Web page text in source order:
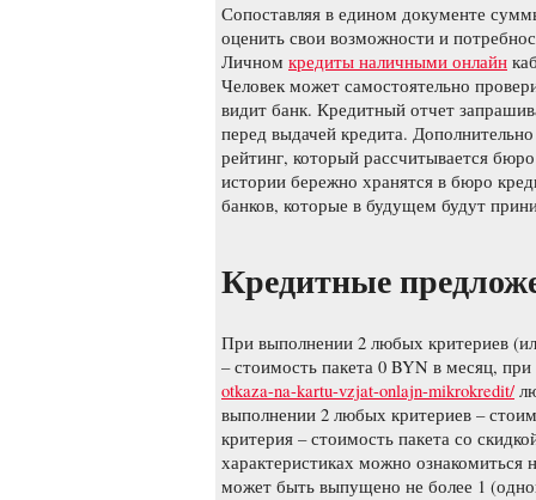
Сопоставляя в едином документе
оценить свои возможности и
Личном кредиты наличными онлайн
Человек может самостоятельно
видит банк. Кредитный отчет
перед выдачей кредита.
рейтинг, который рассчитывается
истории бережно хранятся в бюро
банков, которые в будущем будут
Кредитные
При выполнении 2 любых критериев
– стоимость пакета 0 BYN в месяц,
otkaza-na-kartu-vzjat-onlajn-mikrokredit/
выполнении 2 любых критериев –
критерия – стоимость пакета со
характеристиках можно ознакомиться
может быть выпущено не более 1